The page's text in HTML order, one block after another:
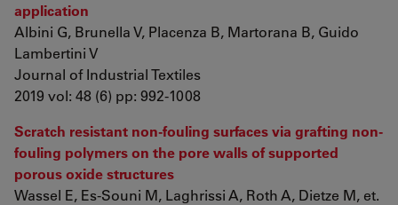
application
Albini G, Brunella V, Placenza B, Martorana B, Guido
Lambertini V
Journal of Industrial Textiles
2019 vol: 48 (6) pp: 992-1008
Scratch resistant non-fouling surfaces via grafting non-
fouling polymers on the pore walls of supported
porous oxide structures
Wassel E, Es-Souni M, Laghrissi A, Roth A, Dietze M, et.